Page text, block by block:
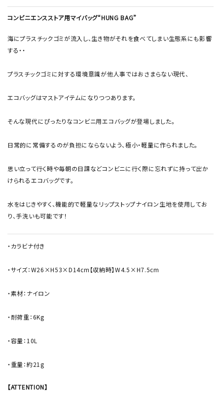
コンビニエンスストア用マイバッグ“HUNG BAG”
海にプラスチックゴミが流入し、生き物がそれを食べてしまい生態系にも影響
する・・
プラスチックゴミに対する環境意識が他人事ではおさまらない現代、
エコバッグはマストアイテムになりつつあります。
そんな現代にぴったりなコンビニ用エコバッグが登場しました。
日常的に常備するのが負担にならないよう、極小・軽量に作られました。
思い立って行く時や毎朝の日課などコンビニに行く際に忘れずに持って出か
けられるエコバッグです。
水をはじきやすく、機能的で軽量なリップストップナイロン生地を使用してお
り、手洗いも可能です！
・カラビナ付き
・サイズ：W26×H53×D14cm【収納時】W4.5×H7.5cm
・素材：ナイロン
・耐荷重：6Kg
・容量：10L
・重量：約21g
【ATTENTION】